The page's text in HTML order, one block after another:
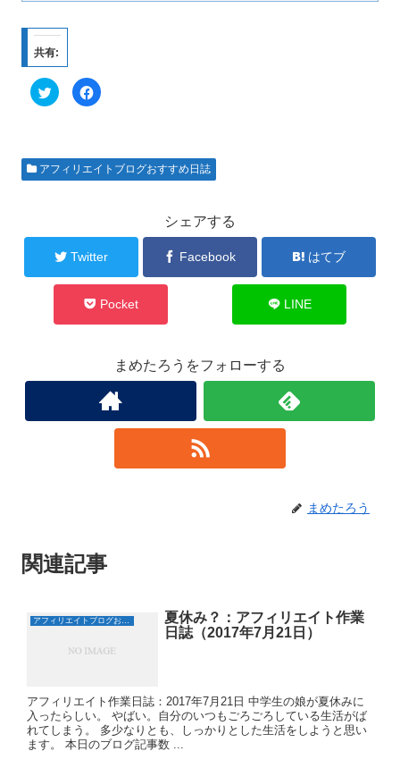
共有:
ク
リ
w
i
t
共
有
(
し
ン
き
F
a
k
で
共
は
ク
リ
ク
て
だ
し
ウ
ィ
ン
アフィリエイトブログおすすめ日誌
シェアする
Twitter Facebook はてブ
Pocket LINE
まめたろうをフォローする
まめたろう
関連記事
アフィリエイトブログおすすめ日誌
夏休み？：アフィリエイト作業
日誌（2017年7月21日）
アフィリエイト作業日誌：2017年7月21日 中学生の娘が夏休みに
入ったらしい。 やばい。自分のいつもごろごろしている生活がば
れてしまう。 多少なりとも、しっかりとした生活をしようと思い
ます。 本日のブログ記事数 ...